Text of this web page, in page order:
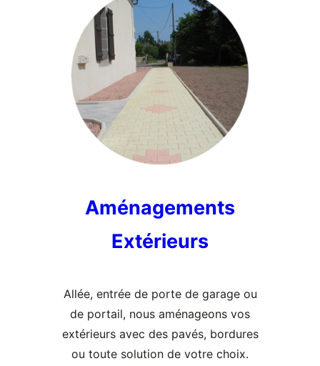
Aménagements
Extérieurs
Allée, entrée de porte de garage ou
de portail, nous aménageons vos
extérieurs avec des pavés, bordures
ou toute solution de votre choix.